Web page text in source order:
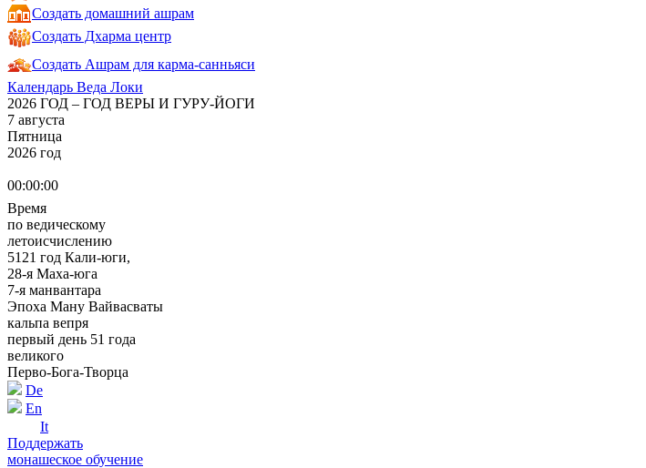
Создать домашний ашрам
Создать Дхарма центр
Создать Ашрам для карма-санньяси
Календарь Веда Локи
2026 ГОД – ГОД ВЕРЫ И ГУРУ-ЙОГИ
7 августа
Пятница
2026 год
00:00:00
Время
по ведическому
летоисчислению
5121 год Кали-юги,
28-я Маха-юга
7-я манвантара
Эпоха Ману Вайвасваты
кальпа вепря
первый день 51 года
великого
Перво-Бога-Творца
De
En
It
Поддержать
монашеское обучение